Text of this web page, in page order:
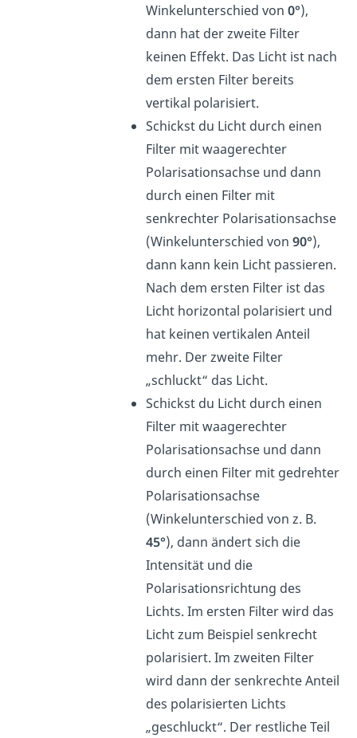
Winkelunterschied von0°),
dann hat der zweite Filter
keinen Effekt. Das Licht ist nach
dem ersten Filter bereits
vertikal polarisiert.
Schickst du Licht durch einen
Filter mit waagerechter
Polarisationsachse und dann
durch einen Filter mit
senkrechter Polarisationsachse
(Winkelunterschied von90°),
dann kann kein Licht passieren.
Nach dem ersten Filter ist das
Licht horizontal polarisiert und
hat keinen vertikalen Anteil
mehr. Der zweite Filter
„schluckt“ das Licht.
Schickst du Licht durch einen
Filter mit waagerechter
Polarisationsachse und dann
durch einen Filter mit gedrehter
Polarisationsachse
(Winkelunterschied von z. B.
45°), dann ändert sich die
Intensität und die
Polarisationsrichtung des
Lichts. Im ersten Filter wird das
Licht zum Beispiel senkrecht
polarisiert. Im zweiten Filter
wird dann der senkrechte Anteil
des polarisierten Lichts
„geschluckt“. Der restliche Teil